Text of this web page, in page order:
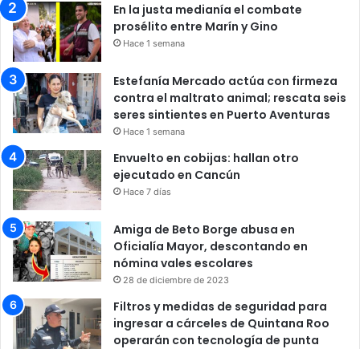
En la justa medianía el combate
prosélito entre Marín y Gino
Hace 1 semana
Estefanía Mercado actúa con firmeza
contra el maltrato animal; rescata seis
seres sintientes en Puerto Aventuras
Hace 1 semana
Envuelto en cobijas: hallan otro
ejecutado en Cancún
Hace 7 días
Amiga de Beto Borge abusa en
Oficialía Mayor, descontando en
nómina vales escolares
28 de diciembre de 2023
Filtros y medidas de seguridad para
ingresar a cárceles de Quintana Roo
operarán con tecnología de punta